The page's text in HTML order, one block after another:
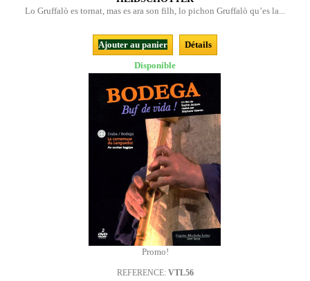
Lo Gruffalò es tornat, mas es ara son filh, lo pichon Gruffalò qu’es la...
Ajouter au panier
Détails
Disponible
Promo!
REFERENCE: VTL56